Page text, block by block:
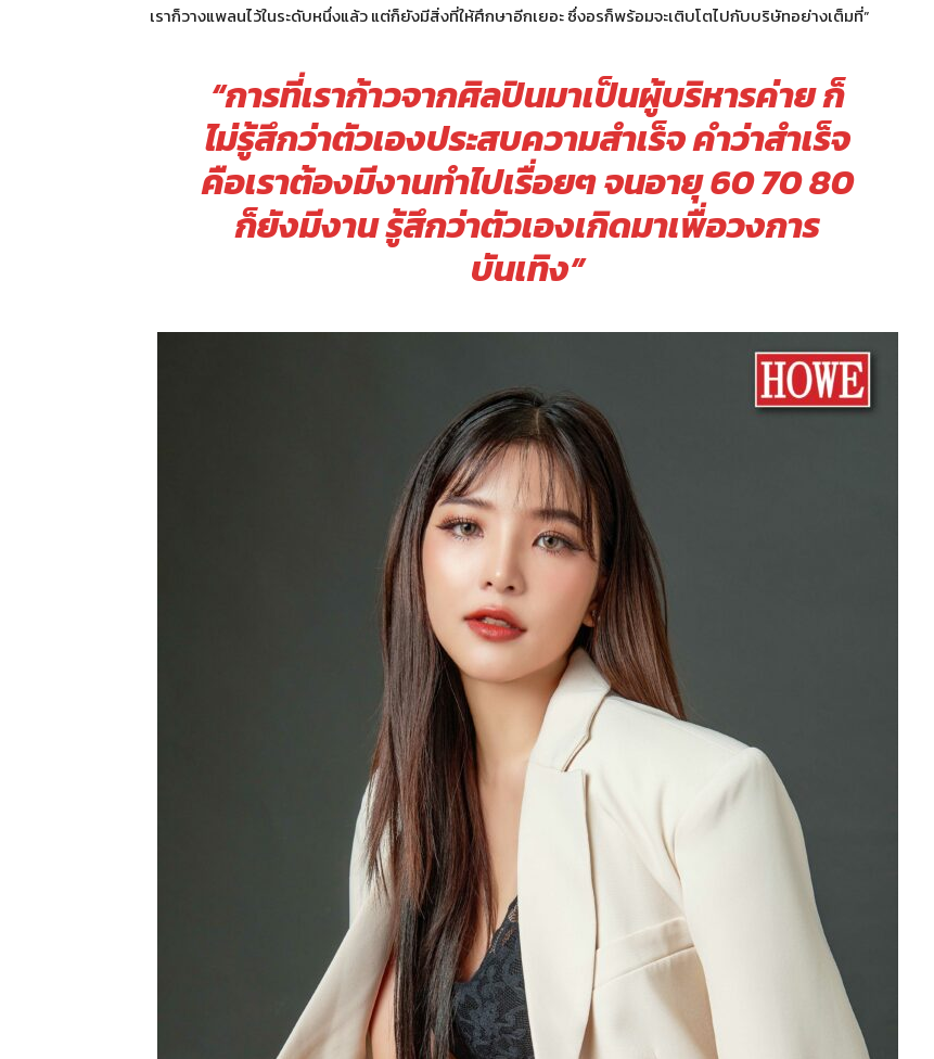
เราก็วางแพลนไว้ในระดับหนึ่งแล้ว แต่ก็ยังมีสิ่งที่ให้ศึกษาอีกเยอะ ซึ่งอรก็พร้อมจะเติบโตไปกับบริษัทอย่างเต็มที่”
“การที่เราก้าวจากศิลปินมาเป็นผู้บริหารค่าย ก็
ไม่รู้สึกว่าตัวเองประสบความสำเร็จ คำว่าสำเร็จ
คือเราต้องมีงานทำไปเรื่อยๆ จนอายุ 60 70 80
ก็ยังมีงาน รู้สึกว่าตัวเองเกิดมาเพื่อวงการ
บันเทิง”